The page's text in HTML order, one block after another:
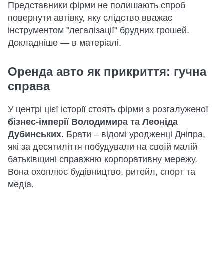
Представники фірми не полишають спроб
повернути автівку, яку слідство вважає
інструментом "легалізації" брудних грошей.
Докладніше — в матеріалі.
Оренда авто як прикриття: гучна
справа
У центрі цієї історії стоять фірми з розгалуженої
бізнес-імперії Володимира та Леоніда
Дубинських. Брати – відомі уродженці Дніпра,
які за десятиліття побудували на своїй малій
батьківщині справжню корпоративну мережу.
Вона охоплює будівництво, ритейл, спорт та
медіа.